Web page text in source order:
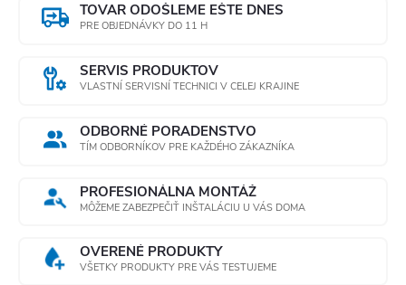
TOVAR ODOŠLEME EŠTE DNES
PRE OBJEDNÁVKY DO 11 H
SERVIS PRODUKTOV
VLASTNÍ SERVISNÍ TECHNICI V CELEJ KRAJINE
ODBORNÉ PORADENSTVO
TÍM ODBORNÍKOV PRE KAŽDÉHO ZÁKAZNÍKA
PROFESIONÁLNA MONTÁŽ
MÔŽEME ZABEZPEČIŤ INŠTALÁCIU U VÁS DOMA
OVERENÉ PRODUKTY
VŠETKY PRODUKTY PRE VÁS TESTUJEME